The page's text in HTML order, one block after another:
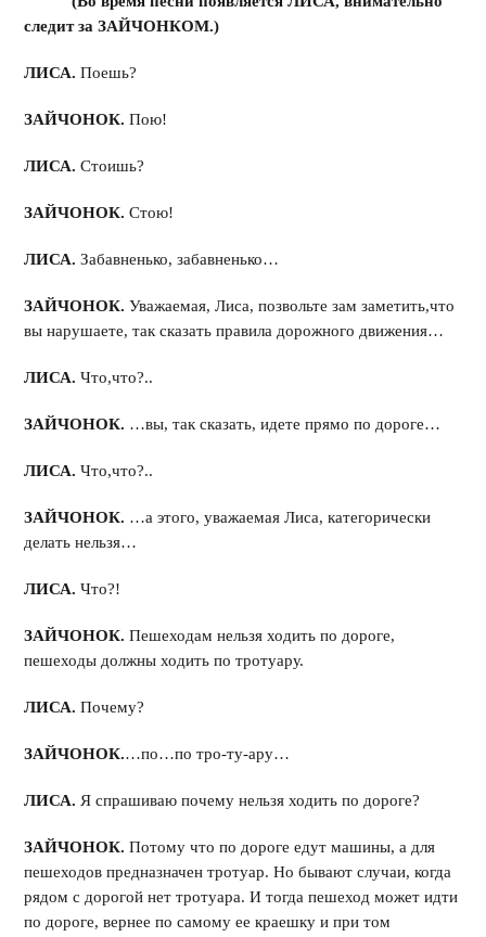
следит за ЗАЙЧОНКОМ.)
ЛИСА.Поешь?
ЗАЙЧОНОК. Пою!
ЛИСА.Стоишь?
ЗАЙЧОНОК.Стою!
ЛИСА. Забавненько, забавненько…
ЗАЙЧОНОК.Уважаемая, Лиса, позвольте зам заметить,что
вы нарушаете, так сказать правила дорожного движения…
ЛИСА.Что,что?..
ЗАЙЧОНОК. …вы, так сказать, идете прямо по дороге…
ЛИСА.Что,что?..
ЗАЙЧОНОК. …а этого, уважаемая Лиса, категорически
делать нельзя…
ЛИСА.Что?!
ЗАЙЧОНОК.Пешеходам нельзя ходить по дороге,
пешеходы должны ходить по тротуару.
ЛИСА.Почему?
ЗАЙЧОНОК.…по…по тро-ту-ару…
ЛИСА. Я спрашиваю почему нельзя ходить по дороге?
ЗАЙЧОНОК. Потому что по дороге едут машины, а для
пешеходов предназначен тротуар. Но бывают случаи, когда
рядом с дорогой нет тротуара. И тогда пешеход может идти
по дороге, вернее по самому ее краешку и при том